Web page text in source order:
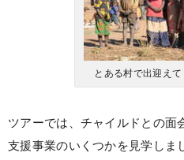
とある村で出迎え
ツアーでは、チャイルドとの面
支援事業のいくつかを見学しま